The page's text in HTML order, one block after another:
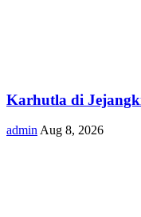
Karhutla di
adminAug 8, 2026